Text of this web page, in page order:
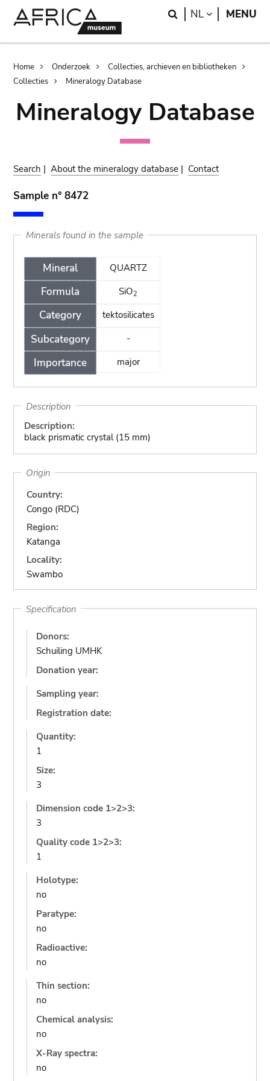
Search
NL LANGUAGE
MENU
Breadcrumb
Home Onderzoek
Collecties, archieven en bibliotheken
Collecties
Mineralogy Database
Mineralogy Database
Search |About the mineralogy database | Contact
Sample n° 8472
Minerals found in the sample
Mineral
Formula
Category
Subcategory
Importance
QUARTZ
SiO2
tektosilicates
-
major
Description
Description:
black prismatic crystal (15 mm)
Origin
Country:
Congo (RDC)
Region:
Katanga
Locality:
Swambo
Specification
Donors:
Schuiling UMHK
Donation year:
Sampling year:
Registration date:
Quantity:
1
Size:
3
Dimension code 1>2>3:
3
Quality code 1>2>3:
1
Holotype:
no
Paratype:
no
Radioactive:
no
Thin section:
no
Chemical analysis:
no
X-Ray spectra:
no